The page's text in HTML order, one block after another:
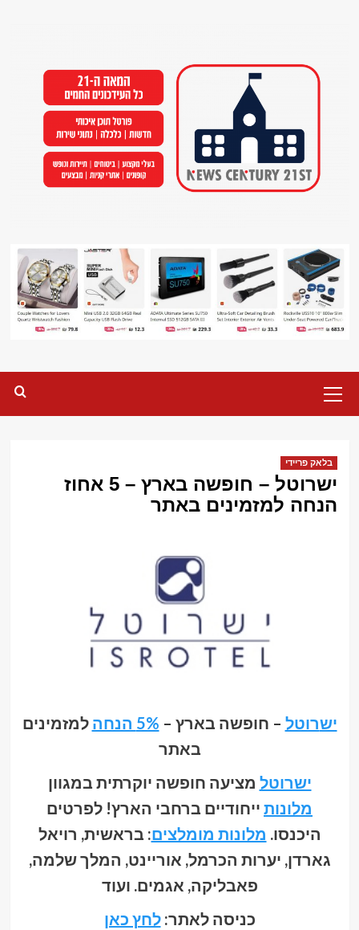
Menu
בלאק פריידי
ישרוטל – חופשה בארץ – 5 אחוז
הנחה למזמינים באתר‏
ישרוטל – חופשה בארץ – 5% הנחה
למזמינים
באתר‏
ישרוטל מציעה חופשה יוקרתית במגוון
מלונות ייחודיים ברחבי הארץ! לפרטים
היכנסו. מלונות מומלצים: בראשית, רויאל
גארדן, יערות הכרמל, אוריינט, המלך שלמה,
פאבליקה, אגמים. ועוד
כניסה לאתר:לחץ כאן